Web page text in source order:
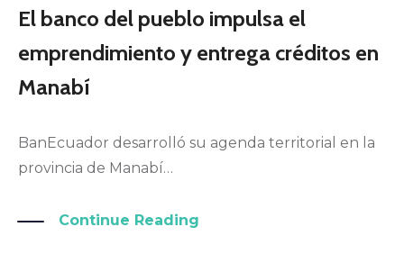
El banco del pueblo impulsa el
emprendimiento y entrega créditos en
Manabí
BanEcuador desarrolló su agenda territorial en la
provincia de Manabí…
Continue Reading